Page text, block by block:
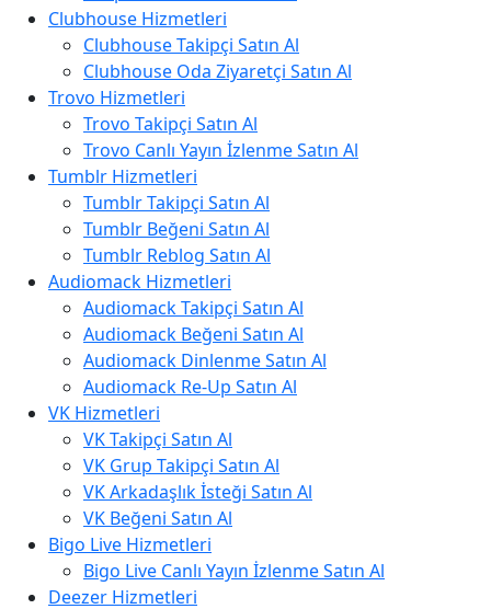
Clubhouse Hizmetleri
Clubhouse Takipçi Satın Al
Clubhouse Oda Ziyaretçi Satın Al
Trovo Hizmetleri
Trovo Takipçi Satın Al
Trovo Canlı Yayın İzlenme Satın Al
Tumblr Hizmetleri
Tumblr Takipçi Satın Al
Tumblr Beğeni Satın Al
Tumblr Reblog Satın Al
Audiomack Hizmetleri
Audiomack Takipçi Satın Al
Audiomack Beğeni Satın Al
Audiomack Dinlenme Satın Al
Audiomack Re-Up Satın Al
VK Hizmetleri
VK Takipçi Satın Al
VK Grup Takipçi Satın Al
VK Arkadaşlık İsteği Satın Al
VK Beğeni Satın Al
Bigo Live Hizmetleri
Bigo Live Canlı Yayın İzlenme Satın Al
Deezer Hizmetleri